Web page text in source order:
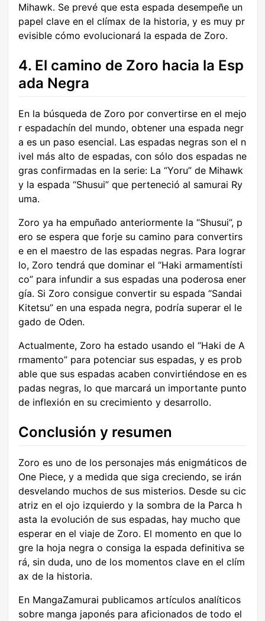
Mihawk. Se prevé que esta espada desempeñe un
papel clave en el clímax de la historia, y es muy pr
evisible cómo evolucionará la espada de Zoro.
4. El camino de Zoro hacia la Esp
ada Negra
En la búsqueda de Zoro por convertirse en el mejo
r espadachín del mundo, obtener una espada negr
a es un paso esencial. Las espadas negras son el n
ivel más alto de espadas, con sólo dos espadas ne
gras confirmadas en la serie: La “Yoru” de Mihawk
y la espada “Shusui” que perteneció al samurai Ry
uma.
Zoro ya ha empuñado anteriormente la “Shusui”, p
ero se espera que forje su camino para convertirs
e en el maestro de las espadas negras. Para lograr
lo, Zoro tendrá que dominar el “Haki armamentísti
co” para infundir a sus espadas una poderosa ener
gía. Si Zoro consigue convertir su espada “Sandai
Kitetsu” en una espada negra, podría superar el le
gado de Oden.
Actualmente, Zoro ha estado usando el “Haki de A
rmamento” para potenciar sus espadas, y es prob
able que sus espadas acaben convirtiéndose en es
padas negras, lo que marcará un importante punto
de inflexión en su crecimiento y desarrollo.
Conclusión y resumen
Zoro es uno de los personajes más enigmáticos de
One Piece, y a medida que siga creciendo, se irán
desvelando muchos de sus misterios. Desde su cic
atriz en el ojo izquierdo y la sombra de la Parca h
asta la evolución de sus espadas, hay mucho que
esperar en el viaje de Zoro. El momento en que lo
gre la hoja negra o consiga la espada definitiva se
rá, sin duda, uno de los momentos clave en el clím
ax de la historia.
En MangaZamurai publicamos artículos analíticos
sobre manga japonés para aficionados de todo el